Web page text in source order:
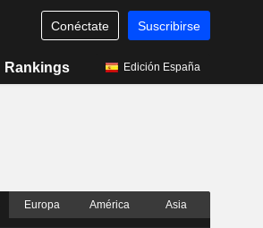
Conéctate Suscribirse
Rankings Edición España
Europa América Asia